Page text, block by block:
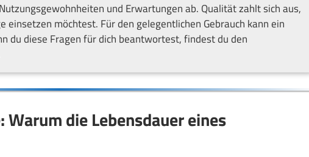
und Erwartungen ab. Qualität zahlt sich aus,
einsetzen möchtest. Für den gelegentlichen Gebrauch kann ein
du diese Fragen für dich beantwortest, findest du den
die Lebensdauer eines